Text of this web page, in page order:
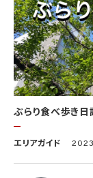
ぶらり食べ歩き
エリアガイド